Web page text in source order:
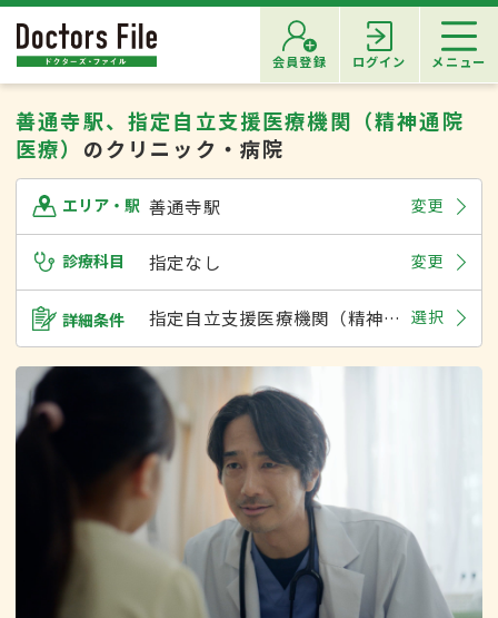
会員登録 ログイン メニュー
善通寺駅、指定自立支援医療機関（精神通院
医療） のクリニック・病院
エリア・駅 善通寺駅 変更
診療科目 指定なし 変更
詳細条件 指定自立支援医療機関（精神通院医療） 選択